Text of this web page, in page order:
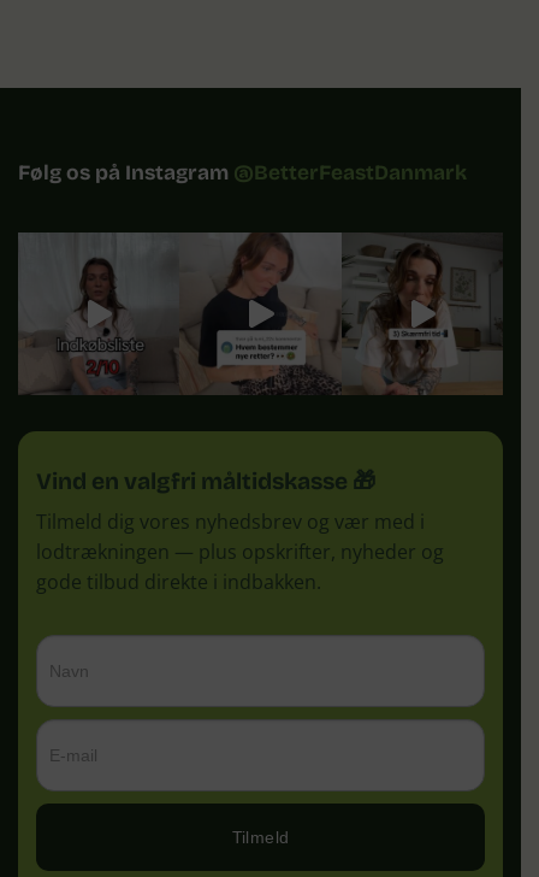
Følg os på Instagram @BetterFeastDanmark
Vind en valgfri måltidskasse 🎁
Tilmeld dig vores nyhedsbrev og vær med i
lodtrækningen — plus opskrifter, nyheder og
gode tilbud direkte i indbakken.
Tilmeld